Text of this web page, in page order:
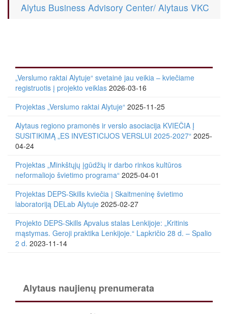
Alytus Business Advisory Center/ Alytaus VKC
„Verslumo raktai Alytuje“ svetainė jau veikia – kviečiame
registruotis į projekto veiklas 2026-03-16
Projektas „Verslumo raktai Alytuje“ 2025-11-25
Alytaus regiono pramonės ir verslo asociacija KVIEČIA Į
SUSITIKIMĄ „ES INVESTICIJOS VERSLUI 2025-2027“ 2025-
04-24
Projektas „Minkštųjų įgūdžių ir darbo rinkos kultūros
neformaliojo švietimo programa“ 2025-04-01
Projektas DEPS-Skills kviečia į Skaitmeninę švietimo
laboratoriją DELab Alytuje 2025-02-27
Projekto DEPS-Skills Apvalus stalas Lenkijoje: „Kritinis
mąstymas. Geroji praktika Lenkijoje.“ Lapkričio 28 d. – Spalio
2 d. 2023-11-14
Alytaus naujienų prenumerata